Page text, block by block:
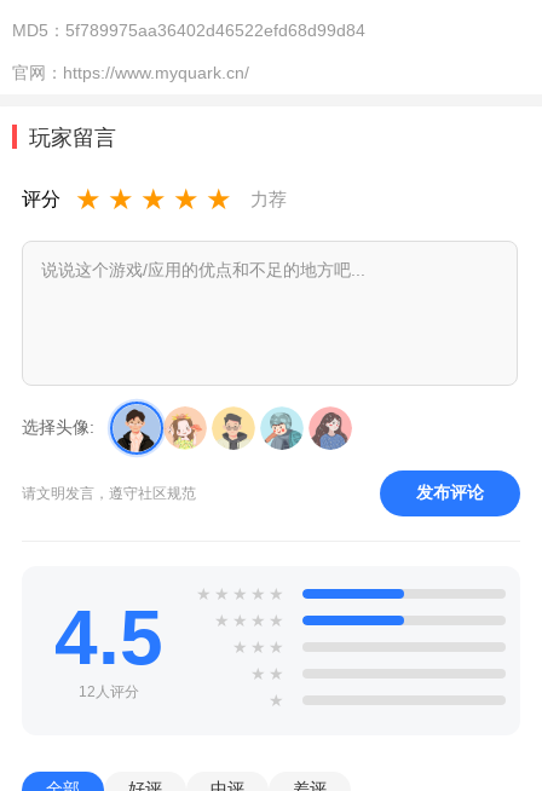
MD5： 5f789975aa36402d46522efd68d99d84
官网： https://www.myquark.cn/
玩家留言
评分 ★ ★ ★ ★ ★ 力荐
选择头像:
请文明发言，遵守社区规范 发布评论
4.5
12人评分
★ ★ ★ ★ ★
★ ★ ★ ★
★ ★ ★
★ ★
★